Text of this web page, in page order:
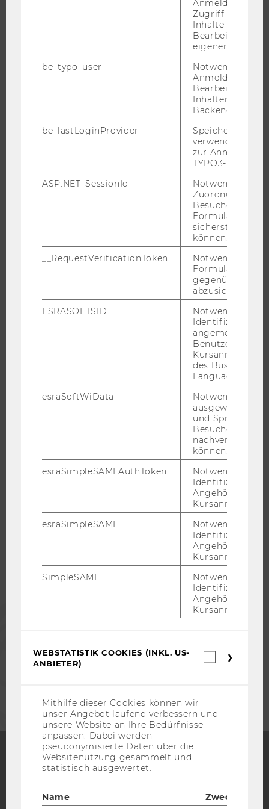
FORSCHUNGSINFRASTRUKTUR
ÜBER DIE WU
CAMPUS
WU FOUNDATION
JOBS MIT WU-STUDIUM
ALUMNI
FacebookInstagram
Anmeldung und
Zugriff auf
Inhalte oder zur
Bearbeitung des
eigenen Profils.
be_typo_user
Notwendig für
Anmeldung und
Bearbeitung von
Inhalten im
Backend.
be_lastLoginProvider
Speichert die
verwendete
zur Anmeldung
TYPO3-Backend.
ASP.NET_SessionId
Notwendig, um
Zuordnung von
Besucher zu
sicherstellen zu
können.
__RequestVerificationToken
Notwendig, um
gegenüber
abzusichern.
ESRASOFTSID
Notwendig zur
Identifizierung
angemeldeten
Benutzers im
des Business
Language
esraSoftWiData
Notwendig um
ausgewählte
und
Besuchers
nachverfolgen
können.
esraSimpleSAMLAuthToken
Notwendig zur
Identifizierung
Angehörige/r für
Kursanmeldung.
esraSimpleSAML
Notwendig zur
Identifizierung
Angehörige/r für
Kursanmeldung.
SimpleSAML
Notwendig zur
Identifizierung
Angehörige/r für
Kursanmeldung.
WEBSTATISTIK COOKIES (INKL. US-
ANBIETER)
Mithilfe dieser Cookies können wir
unser Angebot laufend verbessern und
unsere Website an Ihre Bedürfnisse
anpassen. Dabei werden
pseudonymisierte Daten über die
Websitenutzung gesammelt und
statistisch ausgewertet.
Name
Zweck